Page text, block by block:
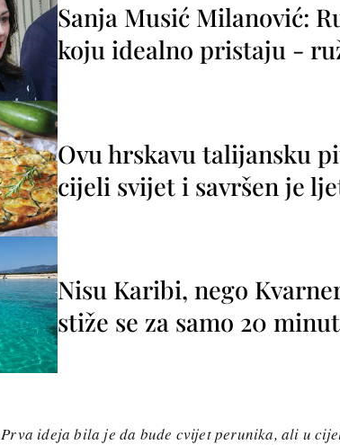
Sanja Musić Milanović:
koju idealno pristaju -
Ovu hrskavu talijansku
cijeli svijet i savršen je
Nisu Karibi, nego
stiže se za samo 20
Prva ideja bila je da bude cvijet perunika, ali u